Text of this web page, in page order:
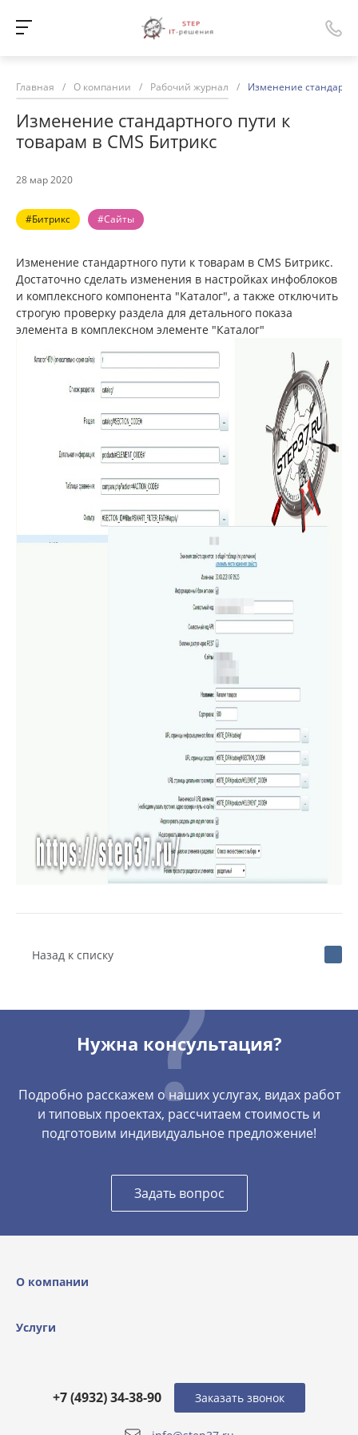
Главная / О компании / Рабочий журнал / Изменение
Изменение стандартного пути к
товарам в CMS Битрикс
28 мар 2020
#Битрикс #Сайты
Изменение стандартного пути к товарам в CMS Битрикс.
Достаточно сделать изменения в настройках инфоблоков
и комплексного компонента "Каталог", а также отключить
строгую проверку раздела для детального показа
элемента в комплексном элементе "Каталог"
Назад к списку
Нужна консультация?
Подробно расскажем о наших услугах, видах работ
и типовых проектах, рассчитаем стоимость и
подготовим индивидуальное предложение!
Задать вопрос
О компании
Услуги
+7 (4932) 34-38-90 Заказать звонок